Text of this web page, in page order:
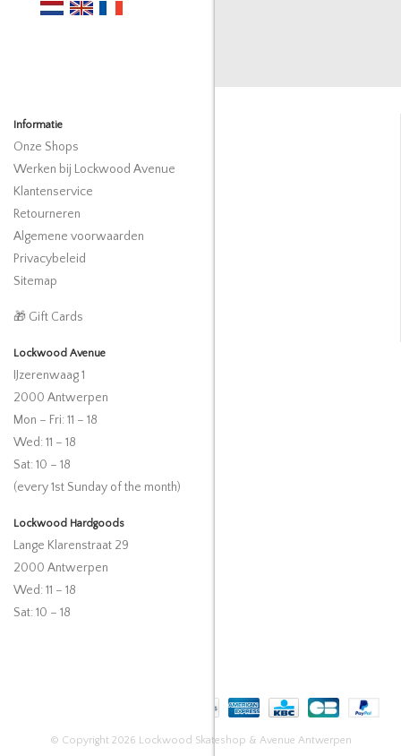
Informatie
Onze Shops
Werken bij Lockwood Avenue
Klantenservice
Retourneren
Algemene voorwaarden
Privacybeleid
Sitemap
🎁 Gift Cards
Lockwood Avenue
IJzerenwaag 1
2000 Antwerpen
Mon – Fri: 11 – 18
Wed: 11 – 18
Sat: 10 – 18
(every 1st Sunday of the month)
Lockwood Hardgoods
Lange Klarenstraat 29
2000 Antwerpen
Wed: 11 – 18
Sat: 10 – 18
© Copyright 2026 Lockwood Skateshop & Avenue Antwerpen